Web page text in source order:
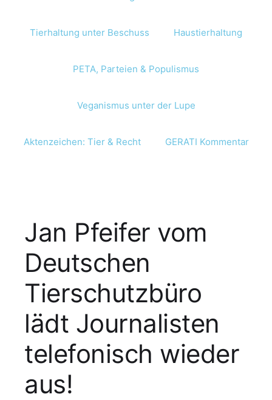
Tierhaltung unter Beschuss Haustierhaltung
PETA, Parteien & Populismus
Veganismus unter der Lupe
Aktenzeichen: Tier & Recht GERATI Kommentar
Jan Pfeifer vom
Deutschen
Tierschutzbüro
lädt Journalisten
telefonisch wieder
aus!